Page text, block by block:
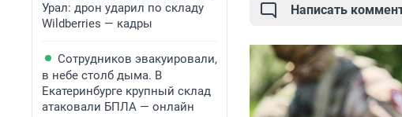
Урал: дрон ударил по складу
Wildberries — кадры
Сотрудников эвакуировали,
в небе столб дыма. В
Екатеринбурге крупный склад
атаковали БПЛА — онлайн
Написать